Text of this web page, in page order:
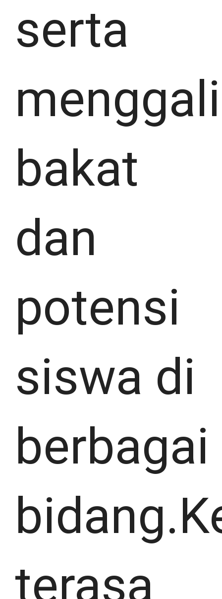
serta
menggali
bakat
dan
potensi
siswa di
berbagai
terasa